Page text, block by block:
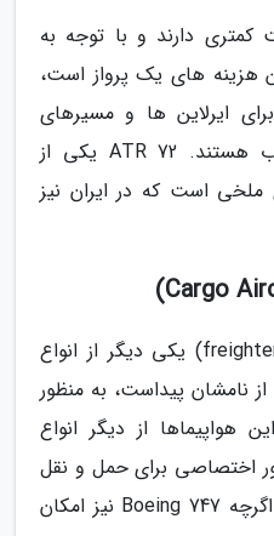
دارند و با توجه به
هزینه های یک پرواز است،
ایرلاین ها و مسیرهای
کوتاه و داخلی بسیار محبوب هستند. ATR 72 یکی از
ملخی است که در ایران نیز
هواپیماهای باری یا فرایتر (freighter) یکی دیگر از انواع
نامشان پیداست، به منظور
هواپیماها از دیگر انواع
اختصاصی برای حمل و نقل
بار از آنها استفاده می گردد. اگرچه Boeing 747 نیز امکان